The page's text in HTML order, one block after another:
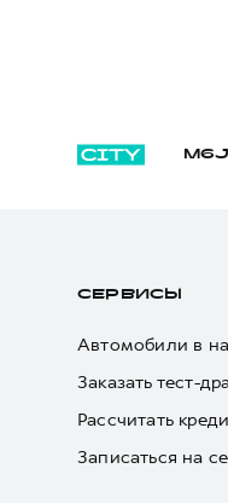
M6
СЕРВИСЫ
Автомобили в
Заказать тест-
Рассчитать
Записаться на